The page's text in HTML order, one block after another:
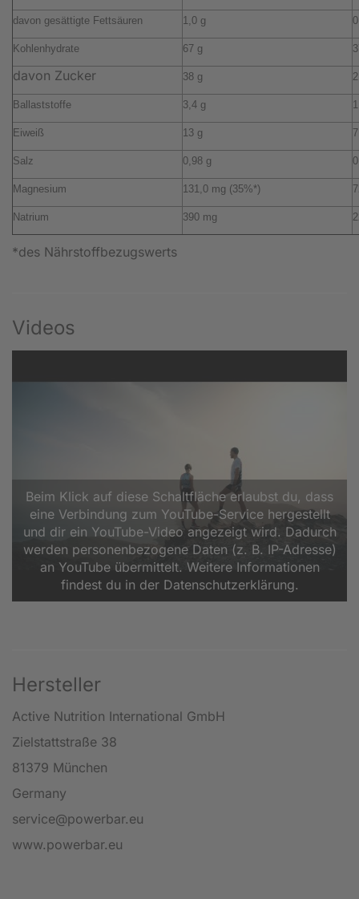
davon gesättigte Fettsäuren 1,0 g
Kohlenhydrate 67 g
davon Zucker 38 g
Ballaststoffe 3,4 g
Eiweiß 13 g
Salz 0,98 g
Magnesium 131,0 mg (35%*)
Natrium 390 mg
*des Nährstoffbezugswerts
Videos
Beim Klick auf diese Schaltfläche erlaubst du, dass
eine Verbindung zum YouTube-Service hergestellt
und dir ein YouTube-Video angezeigt wird. Dadurch
werden personenbezogene Daten (z. B. IP-Adresse)
an YouTube übermittelt. Weitere Informationen
findest du in der Datenschutzerklärung.
Hersteller
Active Nutrition International GmbH
Zielstattstraße 38
81379 München
Germany
service@powerbar.eu
www.powerbar.eu